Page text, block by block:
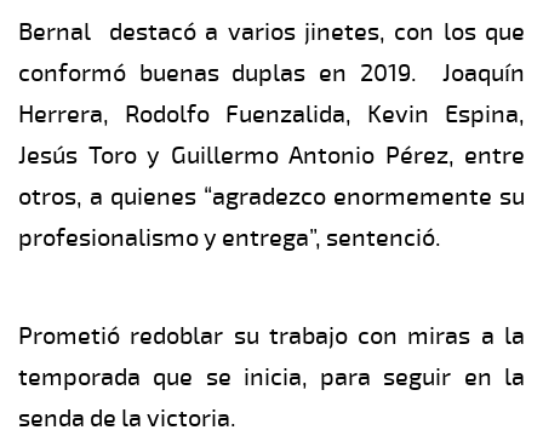
Bernal destacó a varios jinetes, con los que
conformó buenas duplas en 2019. Joaquín
Herrera, Rodolfo Fuenzalida, Kevin Espina,
Jesús Toro y Guillermo Antonio Pérez, entre
otros, a quienes “agradezco enormemente su
profesionalismo y entrega”, sentenció.
Prometió redoblar su trabajo con miras a la
temporada que se inicia, para seguir en la
senda de la victoria.